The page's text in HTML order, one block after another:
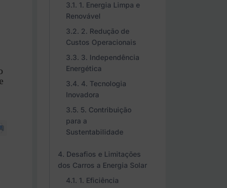
1. Energia Limpa e
Renovável
2. Redução de
Custos Operacionais
3. Independência
Energética
4. Tecnologia
Inovadora
5. Contribuição
para a
Sustentabilidade
Desafios e Limitações
dos Carros a Energia Solar
1. Eficiência